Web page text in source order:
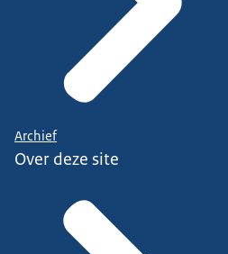
Archief
Over deze site